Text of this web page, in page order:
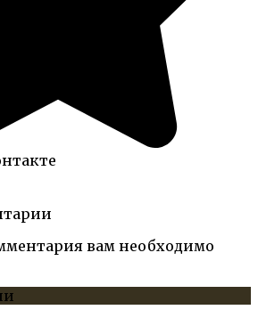
вам необходимо